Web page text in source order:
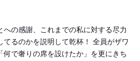
への感謝、これまでの私に対する尽力
てるのかを説明して乾杯！ 全員がザワ
何で奢りの席を設けたか」を更にきち